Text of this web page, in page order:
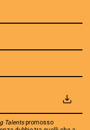
Talentspromosso